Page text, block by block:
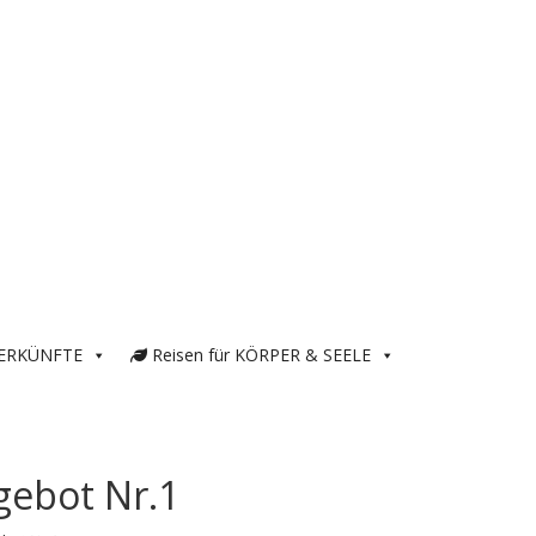
Reisen für KÖRPER & SEELE
Nr.1